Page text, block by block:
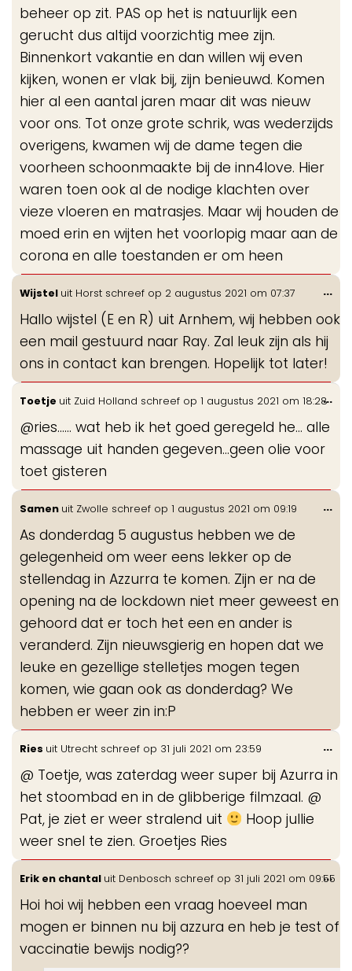
beheer op zit. PAS op het is natuurlijk een
gerucht dus altijd voorzichtig mee zijn.
Binnenkort vakantie en dan willen wij even
kijken, wonen er vlak bij, zijn benieuwd. Komen
hier al een aantal jaren maar dit was nieuw
voor ons. Tot onze grote schrik, was wederzijds
overigens, kwamen wij de dame tegen die
voorheen schoonmaakte bij de inn4love. Hier
waren toen ook al de nodige klachten over
vieze vloeren en matrasjes. Maar wij houden de
moed erin en wijten het voorlopig maar aan de
corona en alle toestanden er om heen
Wijstel uit Horst schreef op 2 augustus 2021 om 07:37
Hallo wijstel (E en R) uit Arnhem, wij hebben ook
een mail gestuurd naar Ray. Zal leuk zijn als hij
ons in contact kan brengen. Hopelijk tot later!
...
Toetje uit Zuid Holland schreef op 1 augustus 2021 om 18:28
@ries...... wat heb ik het goed geregeld he... alle
massage uit handen gegeven...geen olie voor
toet gisteren
...
Samen uit Zwolle schreef op 1 augustus 2021 om 09:19
As donderdag 5 augustus hebben we de
gelegenheid om weer eens lekker op de
stellendag in Azzurra te komen. Zijn er na de
opening na de lockdown niet meer geweest en
gehoord dat er toch het een en ander is
veranderd. Zijn nieuwsgierig en hopen dat we
leuke en gezellige stelletjes mogen tegen
komen, wie gaan ook as donderdag? We
hebben er weer zin in:P
...
Ries uit Utrecht schreef op 31 juli 2021 om 23:59
@ Toetje, was zaterdag weer super bij Azurra in
het stoombad en in de glibberige filmzaal. @
Pat, je ziet er weer stralend uit
Hoop jullie
weer snel te zien. Groetjes Ries
...
Erik en chantal uit Denbosch schreef op 31 juli 2021 om 09:55
Hoi hoi wij hebben een vraag hoeveel man
mogen er binnen nu bij azzura en heb je test of
vaccinatie bewijs nodig??
...